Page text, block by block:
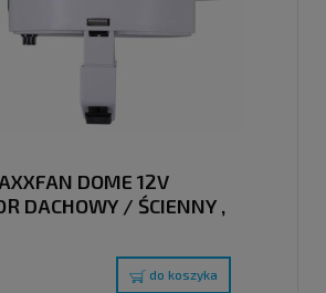
DOME 12V
DACHOWY / ŚCIENNY ,
do koszyka